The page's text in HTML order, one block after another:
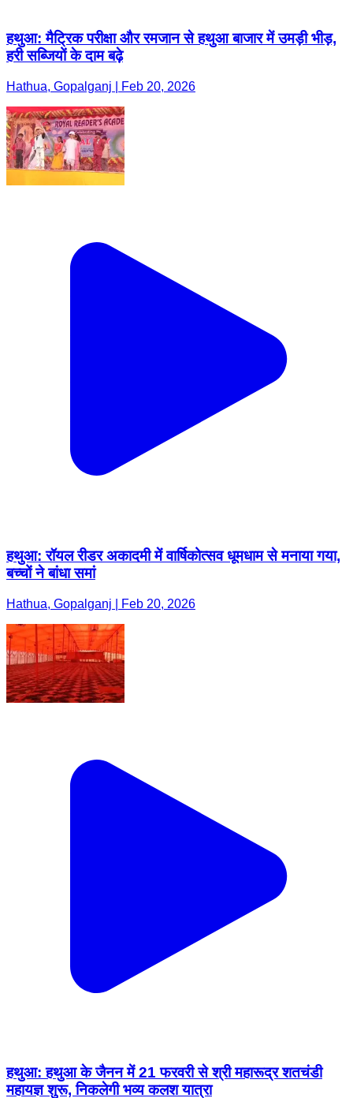
हथुआ: मैट्रिक परीक्षा और रमजान से हथुआ बाजार में उमड़ी भीड़,
हरी सब्जियों के दाम बढ़े
Hathua, Gopalganj | Feb 20, 2026
हथुआ: रॉयल रीडर अकादमी में वार्षिकोत्सव धूमधाम से मनाया गया,
बच्चों ने बांधा समां
Hathua, Gopalganj | Feb 20, 2026
हथुआ: हथुआ के जैनन में 21 फरवरी से श्री महारूद्र शतचंडी
महायज्ञ शुरू, निकलेगी भव्य कलश यात्रा